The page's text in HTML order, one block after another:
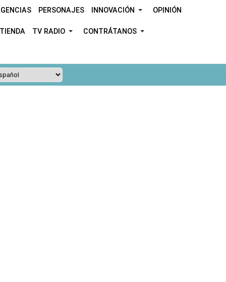
PERSONAJES INNOVACIÓN OPINIÓN
TIENDA TV RADIO CONTRÁTANOS